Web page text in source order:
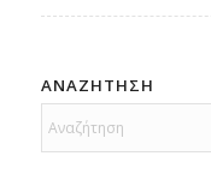
ΑΝΑΖΗΤΗΣΗ